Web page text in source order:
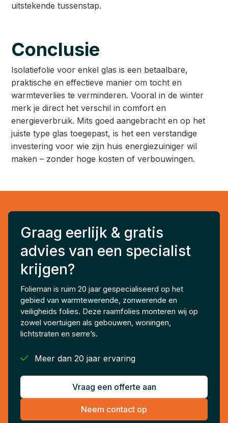
uitstekende tussenstap.
Conclusie
Isolatiefolie voor enkel glas is een betaalbare,
praktische en effectieve manier om tocht en
warmteverlies te verminderen. Vooral in de winter
merk je direct het verschil in comfort en
energieverbruik. Mits goed aangebracht en op het
juiste type glas toegepast, is het een verstandige
investering voor wie zijn huis energiezuiniger wil
maken – zonder hoge kosten of verbouwingen.
Graag eerlijk & gratis
advies van een specialist
krijgen?
Folieman is ruim 20 jaar gespecialiseerd op het
gebied van warmtewerende, zonwerende en
veiligheids folies. Deze raamfolies monteren wij op
zowel voertuigen als gebouwen, woningen,
lichtstraten en serre’s.
 Meer dan 20 jaar ervaring
Vraag een offerte aan
Neem contact op